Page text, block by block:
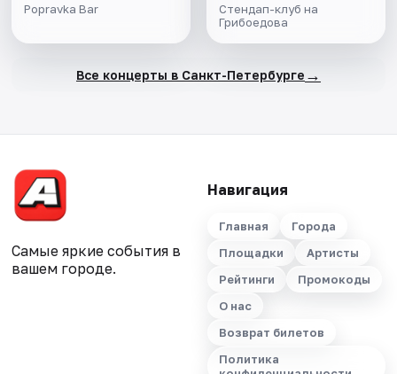
Popravka Bar
Стендап-клуб на
Грибоедова
Все концерты в Санкт-Петербурге →
Самые яркие события в
вашем городе.
Навигация
Главная
Города
Площадки
Артисты
Рейтинги
Промокоды
О нас
Возврат билетов
Политика